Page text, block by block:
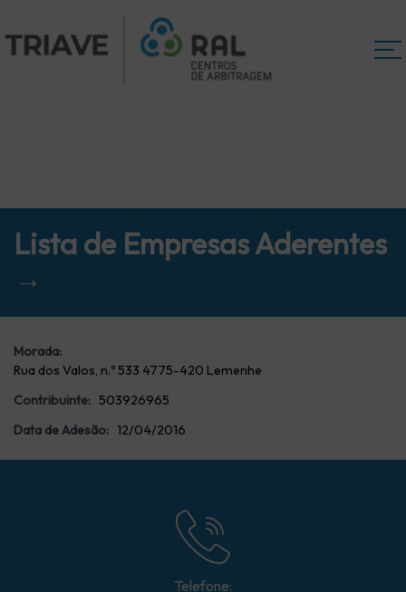
Lista de Empresas Aderentes
→
Morada:
Rua dos Valos, n.º 533 4775-420 Lemenhe
Contribuinte: 503926965
Data de Adesão: 12/04/2016
Telefone: